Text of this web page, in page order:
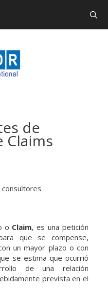
de
Claims
consultores
o Claim, es una petición
que se compense,
un mayor plazo o con
se estima que ocurrió
de una relación
prevista en el